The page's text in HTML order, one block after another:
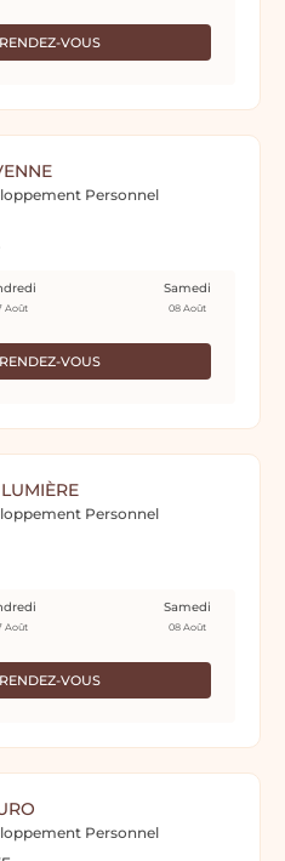
VOUS
Personnel
VOUS
Août
Samedi
08 Août
Personnel
VOUS
Août
Samedi
08 Août
Personnel